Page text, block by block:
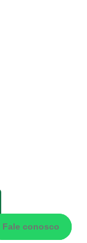
Fale conosco
Fale conosco